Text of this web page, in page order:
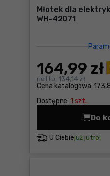
Młotek dla
WH-42071
Cena katalogowa:
164,99 zł
netto: 134,14 zł
Dostępne: 1 szt.
U Ciebiejuż jutro!
Do